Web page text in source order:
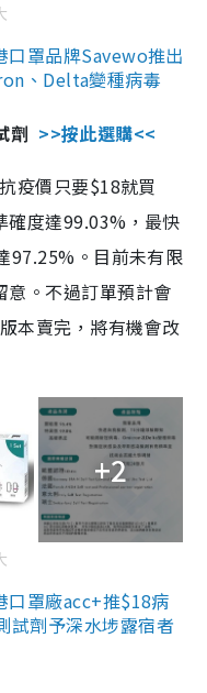
口罩品牌Savewo推出
、Delta變種病毒
劑 >>按此選購<<
疫價只要$18就買
確度達99.03%，最快
97.25%。目前未有限
意。不過訂單預計會
本賣完，將有機會改
+2
口罩廠acc+推$18病
試劑予深水埗露宿者